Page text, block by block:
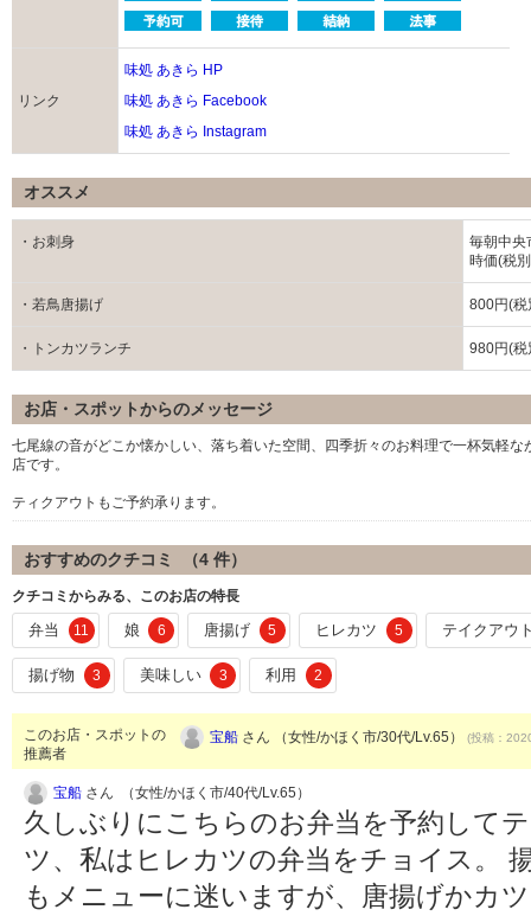
リンク
味処 あきら HP
味処 あきら Facebook
味処 あきら Instagram
オススメ
・お刺身
毎朝中央
時価(税
・若鳥唐揚げ 800円(税
・トンカツランチ 980円(税
お店・スポットからのメッセージ
七尾線の音がどこか懐かしい、落ち着いた空間、四季折々のお料理で一杯気軽
店です。
ティクアウトもご予約承ります。
おすすめのクチコミ （4 件）
クチコミからみる、このお店の特長
弁当 11 娘 6 唐揚げ 5 ヒレカツ 5 テイクアウ
揚げ物 3 美味しい 3 利用 2
このお店・スポットの
推薦者
宝船 さん （女性/かほく市/30代/Lv.65） (投稿：
宝船 さん （女性/かほく市/40代/Lv.65）
久しぶりにこちらのお弁当を予約して
ツ、私はヒレカツの弁当をチョイス。
もメニューに迷いますが、唐揚げかカ